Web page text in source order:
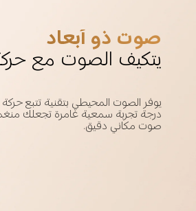
صوت ذو أبعاد
يتكيف الصوت مع
درجة تجربة سمعية غامرة تجعلك
صوت مكاني دقيق.